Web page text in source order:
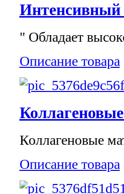
Интенсивный
" Обладает
Описание товара
Коллагеновые
Описание товара